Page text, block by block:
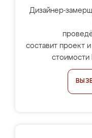
Дизайнер-
составит проект